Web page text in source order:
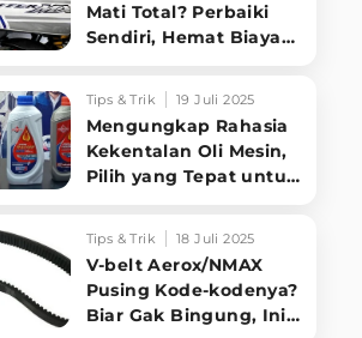
Mati Total? Perbaiki
Sendiri, Hemat Biaya
Tips & Trik 19 Juli 2025
Mengungkap Rahasia
Kekentalan Oli Mesin,
Pilih yang Tepat untuk
Motormu!
Tips & Trik 18 Juli 2025
V-belt Aerox/NMAX
Pusing Kode-kodenya?
Biar Gak Bingung, Ini